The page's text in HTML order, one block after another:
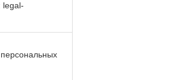
legal-